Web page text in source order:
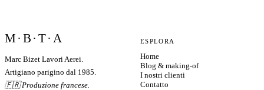
M·B·T·A
Marc Bizet Lavori Aerei.
Artigiano parigino dal 1985.
🇫🇷 Produzione francese.
ESPLORA
Home
Blog & making-of
I nostri clienti
Contatto